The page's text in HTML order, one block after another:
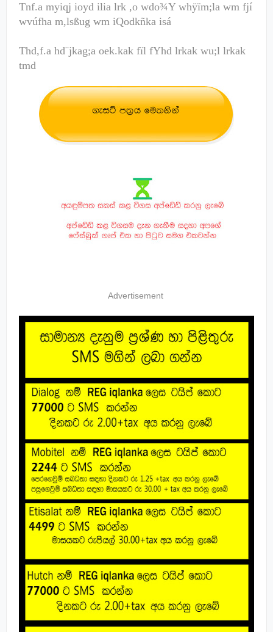
Tnf.a myiqj ioyd ilia lrk ,o wdo¾Y whÿïm;la wm fjí
wvúfha m,lsßug wm iQodkñka isá
Thd,f.a hd¨jkag;a oek.kak fïl fYhd lrkak wu;l lrkak
tmd
Advertisement